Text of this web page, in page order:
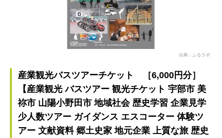
出典：ふるラボ
産業観光バスツアーチケット ［6,000円分］
【産業観光 バスツアー 観光チケット 宇部市 美
祢市 山陽小野田市 地域社会 歴史学習 企業見学
少人数ツアー ガイダンス エスコーター 体験ツ
アー 文献資料 郷土史家 地元企業 上質な旅 歴史